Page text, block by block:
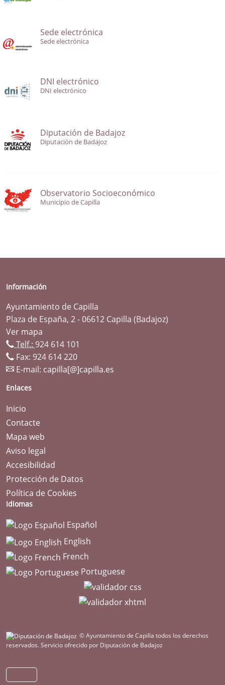
Sede electrónica
Sede electrónica
DNI electrónico
DNI electrónico
Diputación de Badajoz
Diputación de Badajoz
Observatorio Socioeconómico
Municipio de Capilla
Información
Ayuntamiento de Capilla
Plaza de España, 2 - 06612 Capilla (Badajoz)
Ver mapa
Telf.: 924 614 101
Fax: 924 614 220
E-mail: capilla[@]capilla.es
Enlaces
Inicio
Contacte
Mapa web
Aviso legal
Accesibilidad
Protección de Datos
Política de Cookies
Idiomas
Español
English
French
Portuguese
© Ayuntamiento de Capilla todos los derechos
reservados.Servicio ofrecido por Diputación de Badajoz